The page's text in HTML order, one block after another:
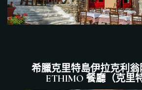
希臘克里特島伊拉克利
ETHIMO 餐廳（克里